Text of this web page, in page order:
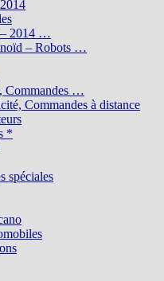
– 2014 …
– Robots …
Commandes …
Commandes à distance
*
spéciales